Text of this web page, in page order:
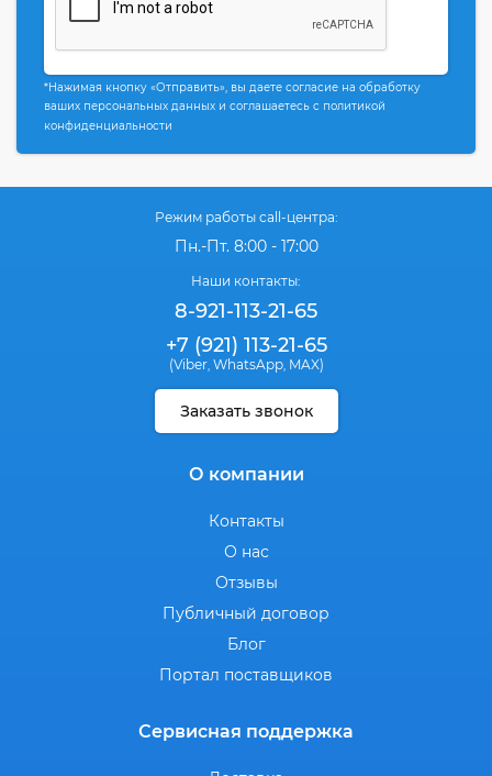
*Нажимая кнопку «Отправить», вы даете согласие на обработку
ваших персональных данных и соглашаетесь с политикой
конфиденциальности
Режим работы call-центра:
Пн.-Пт. 8:00 - 17:00
Наши контакты:
8-921-113-21-65
+7 (921) 113-21-65
(Viber, WhatsApp, MAX)
Заказать звонок
О компании
Контакты
О нас
Отзывы
Публичный договор
Блог
Портал поставщиков
Сервисная поддержка